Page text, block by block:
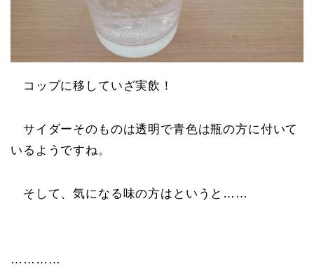
コップに移していざ実飲！
サイダーそのものは透明で青色は瓶の方に付いて
いるようですね。
そして、気になる味の方はというと……
…………